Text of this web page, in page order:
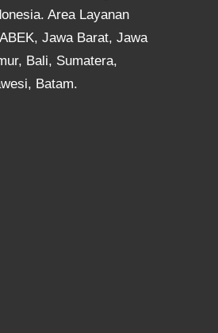
Area Layanan
Jawa Barat, Jawa
Bali, Sumatera,
Batam.